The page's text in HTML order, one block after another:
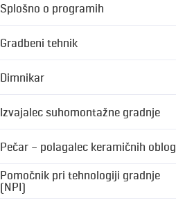
Splošno o programih
Gradbeni tehnik
Dimnikar
Izvajalec suhomontažne gradnje
Pečar – polagalec keramičnih oblog
Pomočnik pri tehnologiji gradnje
(NPI)